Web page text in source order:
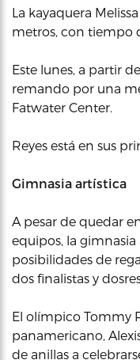
La kayaquera
metros, con tiempo
Este lunes, a partir
remando por una
Fatwater Center.
Reyes está en sus
Gimnasia artística
A pesar de quedar
equipos, la
posibilidades de
dos finalistas y
El olímpico Tommy
panamericano,
de anillas a